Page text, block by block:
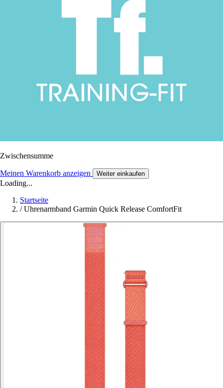
Zwischensumme
Meinen Warenkorb anzeigen Weiter einkaufen
Loading...
Startseite
/ Uhrenarmband Garmin Quick Release ComfortFit